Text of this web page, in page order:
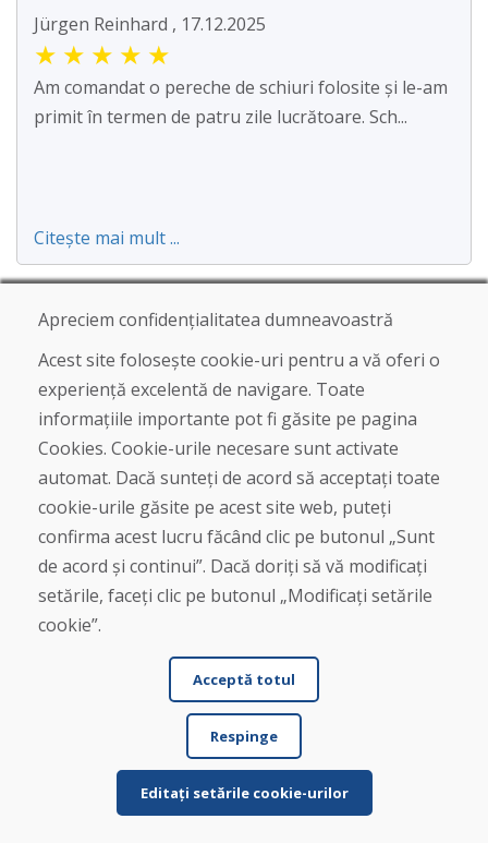
Jürgen Reinhard , 17.12.2025
★ ★ ★ ★ ★
Am comandat o pereche de schiuri folosite și le-am
primit în termen de patru zile lucrătoare. Sch...
Citește mai mult ...
Afișează mai multe recenzii >
Scrie o recenzie
★★★★★
Nume și prenume
Apreciem confidențialitatea dumneavoastră
Acest site folosește cookie-uri pentru a vă oferi o
experiență excelentă de navigare. Toate
informațiile importante pot fi găsite pe pagina
Cookies. Cookie-urile necesare sunt activate
automat. Dacă sunteți de acord să acceptați toate
cookie-urile găsite pe acest site web, puteți
confirma acest lucru făcând clic pe butonul „Sunt
de acord și continui”. Dacă doriți să vă modificați
setările, faceți clic pe butonul „Modificați setările
cookie”.
Acceptă totul
Respinge
Editați setările cookie-urilor